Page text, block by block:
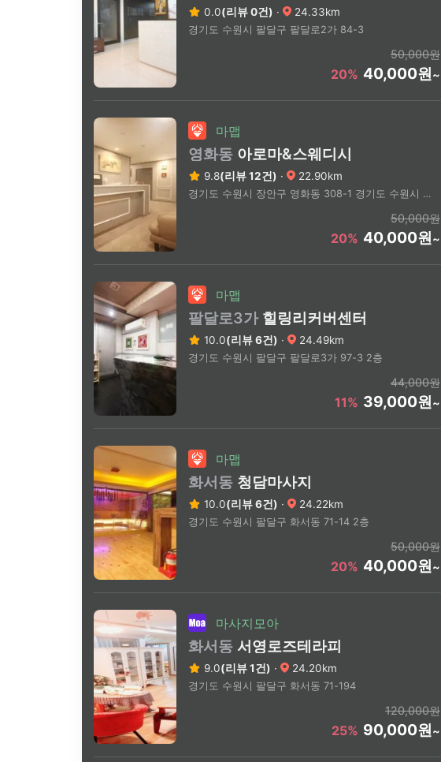
0.0(리뷰 0건) · 24.33km
경기도 수원시 팔달구 팔달로2가 84-3
50,000원
20% 40,000원~
마맵
영화동 아로마&스웨디시
9.8(리뷰 12건) · 22.90km
경기도 수원시 장안구 영화동 308-1 경기도 수원시 장안구 정조로 941 3층 330호
50,000원
20% 40,000원~
마맵
팔달로3가힐링리커버센터
10.0(리뷰 6건) · 24.49km
경기도 수원시 팔달구 팔달로3가 97-3 2층
44,000원
11% 39,000원~
마맵
화서동 청담마사지
10.0(리뷰 6건) · 24.22km
경기도 수원시 팔달구 화서동 71-14 2층
50,000원
20% 40,000원~
마사지모아
화서동 서영로즈테라피
9.0(리뷰 1건) · 24.20km
경기도 수원시 팔달구 화서동 71-194
120,000원
25% 90,000원~